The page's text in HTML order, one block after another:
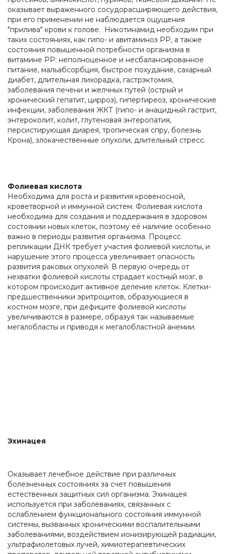
оказывает выраженного сосудорасширяющего действия,
при его применении не наблюдается ощущения
"прилива" крови к голове. Никотинамид необходим при
таких состояниях, как гипо- и авитаминоз РР, а также
состояния повышенной потребности организма в
витамине РР: неполноценное и несбалансированное
питание, мальабсорбция, быстрое похудание, сахарный
диабет, длительная лихорадка, гастрэктомия,
заболевания печени и желчных путей (острый и
хронический гепатит, цирроз), гипертиреоз, хронические
инфекции, заболевания ЖКТ (гипо- и анацидный гастрит,
энтероколит, колит, глутеновая энтеропатия,
персистирующая диарея, тропическая спру, болезнь
Крона), злокачественные опухоли, длительный стресс.
Фолиевая кислота
Необходима для роста и развития кровеносной,
кроветворной и иммунной систем. Фолиевая кислота
необходима для создания и поддержания в здоровом
состоянии новых клеток, поэтому её наличие особенно
важно в периоды развития организма. Процесс
репликации ДНК требует участия фолиевой кислоты, и
нарушение этого процесса увеличивает опасность
развития раковых опухолей. В первую очередь от
нехватки фолиевой кислоты страдает костный мозг, в
котором происходит активное деление клеток. Клетки-
предшественники эритроцитов, образующиеся в
костном мозге, при дефиците фолиевой кислоты
увеличиваются в размере, образуя так называемые
мегалобласты и приводя к мегалобластной анемии.
Эхинацея
Оказывает лечебное действие при различных
болезненных состояниях за счет повышения
естественных защитных сил организма. Эхинацея
используется при заболеваниях, связанных с
ослаблением функционального состояния иммунной
системы, вызванных хроническими воспалительными
заболеваниями, воздействием ионизирующей радиации,
ультрафиолетовых лучей, химиотерапевтических